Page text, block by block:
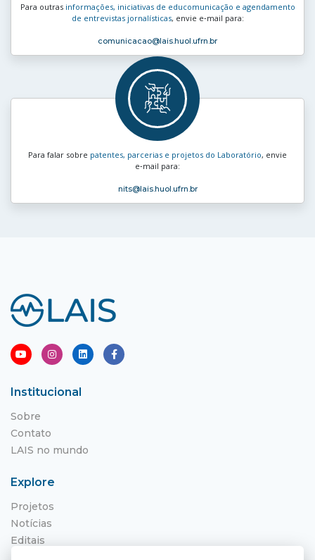
Para outras informações, iniciativas de educomunicação e agendamento
de entrevistas jornalísticas, envie e‑mail para:
comunicacao@lais.huol.ufrn.br
Para falar sobre patentes, parcerias e projetos do Laboratório, envie
e‑mail para:
nits@lais.huol.ufrn.br
Institucional
Sobre
Contato
LAIS no mundo
Explore
Projetos
Notícias
Editais